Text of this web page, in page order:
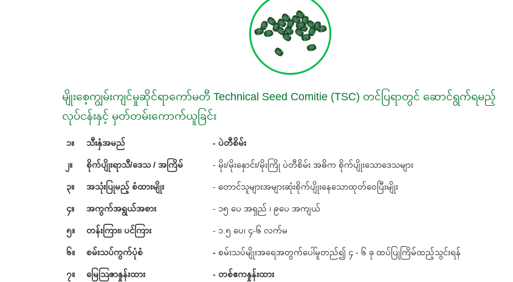
မျိုးစေ့ကျွမ်းကျင်မှုဆိုင်ရာကော်မတီ Technical Seed Comitie (TSC) တင်ပြရာတွင် ဆောင်ရွက်ရမည့်
လုပ်ငန်းနှင့် မှတ်တမ်းကောက်ယူခြင်း
၁။ သီးနှံအမည် - ပဲတီစိမ်း
၂။ စိုက်ပျိုးရာသီ/ဒေသ / အကြိမ် - မိုး/မိုးနှောင်း/မိုးကြို ပဲတီစိမ်း အဓိက စိုက်ပျိုးသောဒေသများ
၃။ အသုံးပြုမည့် စံထားမျိုး - တောင်သူများအများဆုံးစိုက်ပျိုးနေသောထုတ်ဝေပြီးမျိုး
၄။ အကွက်အရွယ်အစား - ၁၅ ပေ အရှည် ၊ ၉ပေ အကျယ်
၅။ တန်းကြား၊ ပင်ကြား - ၁.၅ ပေ၊ ၄-၆ လက်မ
၆။ စမ်းသပ်ကွက်ပုံစံ - စမ်းသပ်မျိုးအရေအတွက်ပေါ်မူတည်၍ ၄ - ၆ ခု ထပ်ပြုကြိမ်ထည့်သွင်းရန်
၇။ မြေသြဇာနှုန်းထား - တစ်ဧကနှုန်းထား